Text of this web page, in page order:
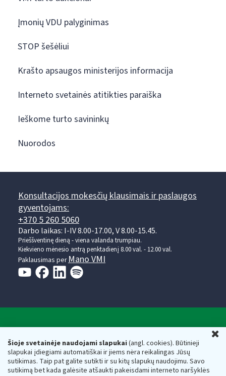
Šioje svetainėje naudojami slapukai(angl. cookies). Būtinieji
slapukai įdiegiami automatiškai ir jiems nėra reikalingas Jūsų
sutikimas. Taip pat galite sutikti ir su kitų slapukų naudojimu. Savo
sutikimą bet kada galėsite atšaukti pakeisdami interneto naršyklės
Įmonių VDU palyginimas
STOP šešėliui
Krašto apsaugos ministerijos informacija
Interneto svetainės atitikties paraiška
Ieškome turto savininkų
Nuorodos
Konsultacijos mokesčių klausimais ir paslaugos
gyventojams:
+370 5 260 5060
Darbo laikas: I-IV 8.00-17.00, V 8.00-15.45.
Prieššventinę dieną - viena valanda trumpiau.
Kiekvieno mėnesio antrą penktadienį 8.00 val. - 12.00 val.
Paklausimas per Mano VMI
Respublikos finansų ministerijos
Biudžetinė įstaiga. Juridinio asmens kodas — 188659752,
adresas: Vasario 16-osios g. 14, 01107 Vilnius, Lietuva, el.paštas: